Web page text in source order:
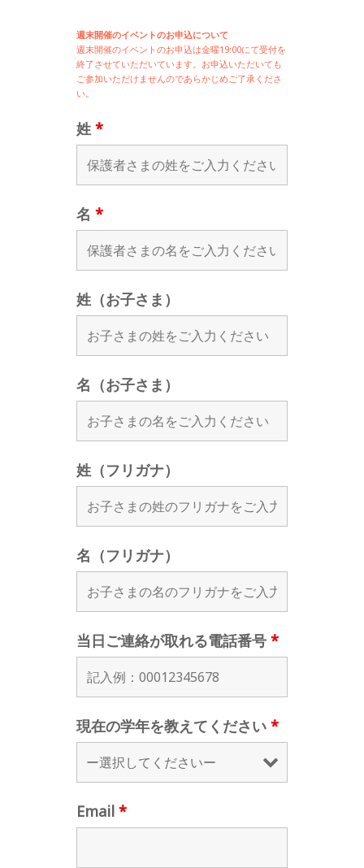
週末開催のイベントのお申込について
週末開催のイベントのお申込は金曜19:00にて受付を
終了させていただいています。お申込いただいても
ご参加いただけませんのであらかじめご了承くださ
い。
姓 *
名 *
姓（お子さま）
名（お子さま）
姓（フリガナ）
名（フリガナ）
当日ご連絡が取れる電話番号 *
現在の学年を教えてください *
Email *